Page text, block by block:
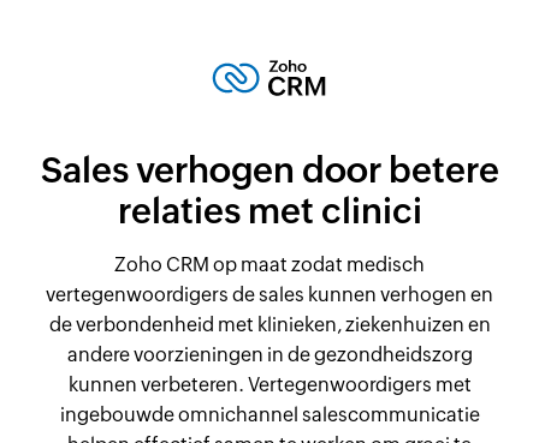
Sales verhogen door betere
relaties met clinici
Zoho CRM op maat zodat medisch
vertegenwoordigers de sales kunnen verhogen en
de verbondenheid met klinieken, ziekenhuizen en
andere voorzieningen in de gezondheidszorg
kunnen verbeteren. Vertegenwoordigers met
ingebouwde omnichannel salescommunicatie